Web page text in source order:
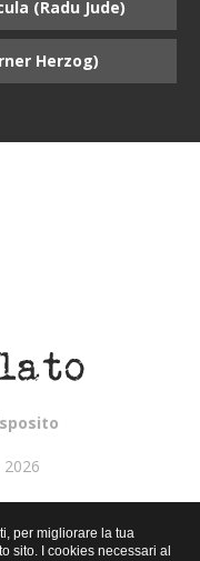
(Radu Jude)
Herzog)
per migliorare la tua
sito. I cookies necessari al